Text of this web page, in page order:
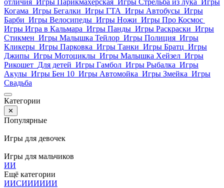
Когама Игры Бегалки Игры ГТА Игры Автобусы Игры
Барби Игры Велосипеды Игры Ножи Игры Про Космос
Игры Игра в Кальмара Игры Панды Игры Раскраски Игры
Стикмен Игры Малышка Тейлор Игры Полиция Игры
Кликеры Игры Парковка Игры Танки Игры Братц Игры
Джипы Игры Мотоциклы Игры Малышка Хейзел Игры
Рикошет Для детей Игры Гамбол Игры Рыбалка Игры
Акулы Игры Бен 10 Игры Автомойка Игры Змейка Игры
Свадьба
Категории
✕
Популярные
Игры для девочек
Игры для мальчиков
ИИ
Ещё категории
ИИСИИИИИИ